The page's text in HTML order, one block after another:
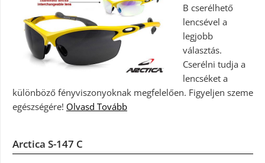
B cserélhető
lencsével a
legjobb
választás.
Cserélni tudja a
lencséket a
különböző fényviszonyoknak megfelelően. Figyeljen szeme
egészségére! Olvasd Tovább
Arctica S-147 C